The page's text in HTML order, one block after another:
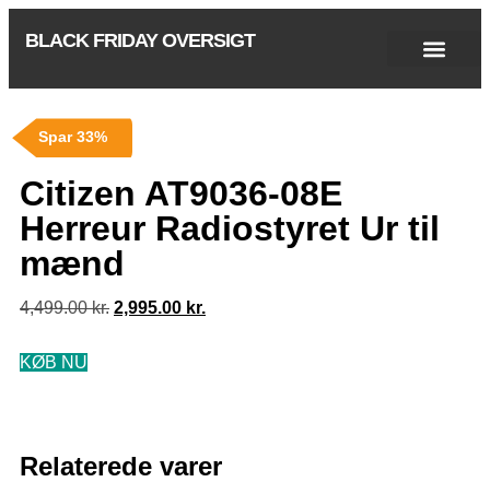
BLACK FRIDAY OVERSIGT
Spar 33%
Citizen AT9036-08E
Herreur Radiostyret Ur til
mænd
4,499.00kr. 2,995.00 kr.
KØB NU
Relaterede varer